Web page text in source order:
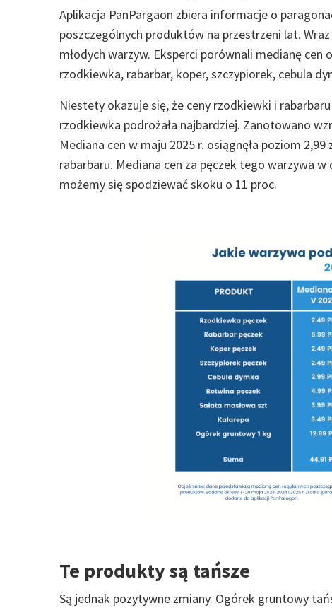
Aplikacja PanPargaon zbiera informacje o
poszczególnych produktów na przestrzeni lat.
młodych warzyw. Eksperci porównali medianę
rzodkiewka, rabarbar, koper, szczypiorek, cebula
Niestety okazuje się, że ceny rzodkiewki i
rzodkiewka podrożała najbardziej. Zanotowano
Mediana cen w maju 2025 r. osiągnęła poziom
rabarbaru. Mediana cen za pęczek tego warzywa
możemy się spodziewać skoku o 11 proc.
Te produkty są tańsze
Są jednak pozytywne zmiany. Ogórek gruntowy